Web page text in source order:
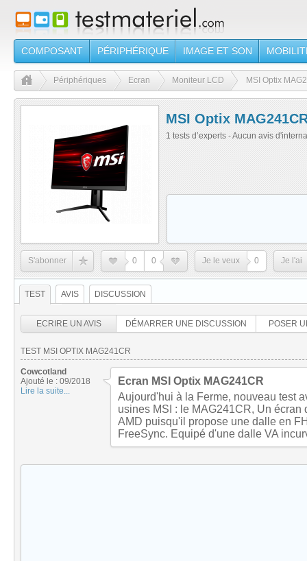
COMPOSANT PÉRIPHÉRIQUE IMAGE ET SON
Périphériques Ecran Moniteur LCD MSI Optix
MSI Optix
1 tests d’experts - Aucun avis
S'abonner 0 0 Je le veux 0 Je l'ai
TEST AVIS DISCUSSION
ECRIRE UN AVIS DÉMARRER UNE DISCUSSION POSER
TEST MSI OPTIX MAG241CR
Cowcotland
Ajouté le : 09/2018
Lire la suite...
Ecran MSI Optix MAG241CR
Aujourd'hui à la Ferme, nouveau test
usines MSI : le MAG241CR, Un
AMD puisqu'il propose une dalle en
FreeSync. Equipé d'une dalle VA